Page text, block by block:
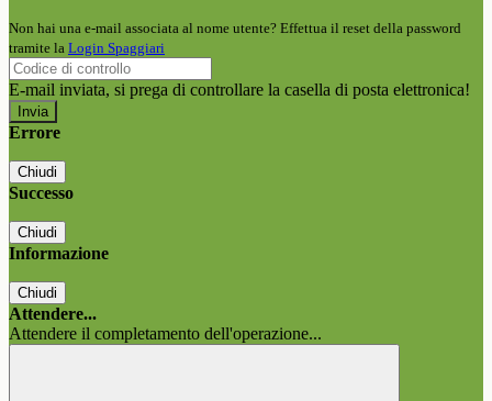
Non hai una e-mail associata al nome utente? Effettua il reset della password
tramite la Login Spaggiari
E-mail inviata, si prega di controllare la casella di posta elettronica!
Errore
Chiudi
Successo
Chiudi
Informazione
Chiudi
Attendere...
Attendere il completamento dell'operazione...